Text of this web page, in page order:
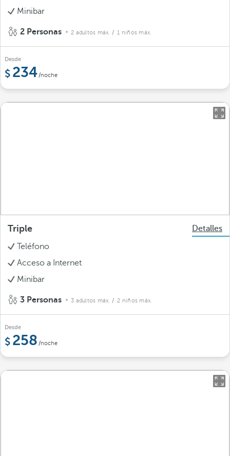
Minibar
2 Personas 2 adultos máx. / 1 niños máx.
Desde
234/noche
Triple
Detalles
Teléfono
Acceso a Internet
Minibar
3 Personas 3 adultos máx. / 2 niños máx.
Desde
258 /noche